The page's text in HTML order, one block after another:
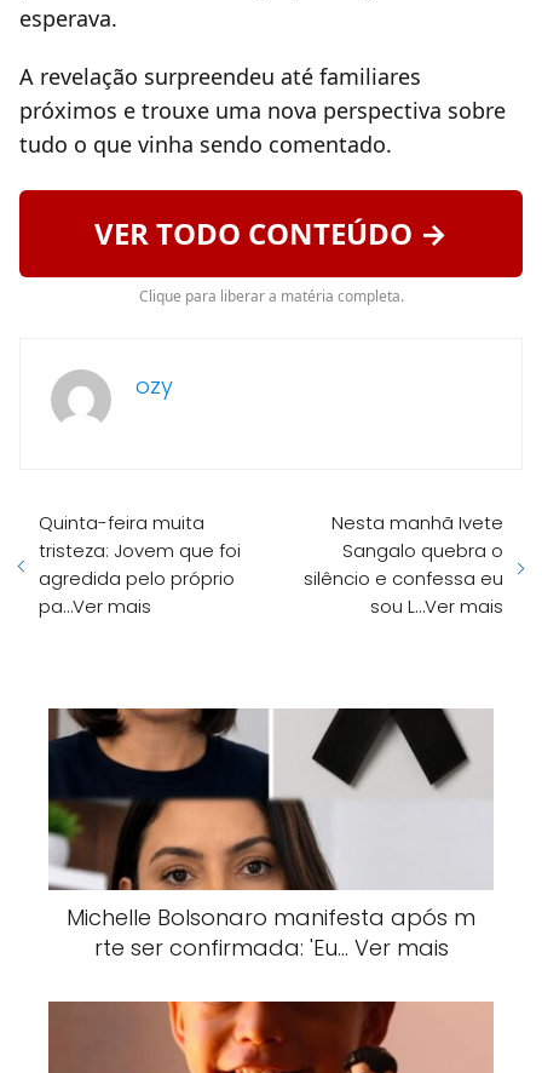
esperava.
A revelação surpreendeu até familiares
próximos e trouxe uma nova perspectiva sobre
tudo o que vinha sendo comentado.
VER TODO CONTEÚDO →
Clique para liberar a matéria completa.
ozy
Quinta-feira muita
tristeza: Jovem que foi
agredida pelo próprio
pa…Ver mais
Nesta manhã Ivete
Sangalo quebra o
silêncio e confessa eu
sou L…Ver mais
Michelle Bolsonaro manifesta após m
rte ser confirmada: 'Eu… Ver mais